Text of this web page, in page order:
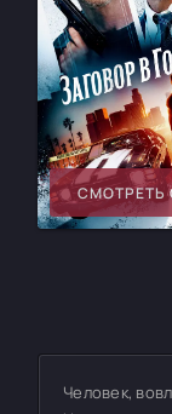
СМОТРЕТЬ
0
Человек,